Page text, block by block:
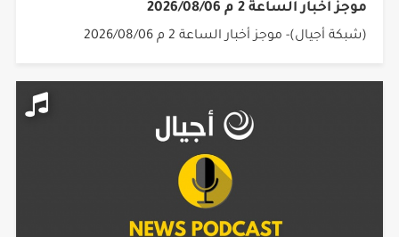
موجز أخبار الساعة 2 م 2026/08/06
(شبكة أجيال)- موجز أخبار الساعة 2 م 2026/08/06